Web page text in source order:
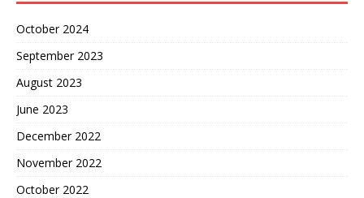
October 2024
September 2023
August 2023
June 2023
December 2022
November 2022
October 2022